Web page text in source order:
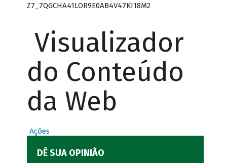
Z7_7QGCHA41LOR9E0AB4V47KI18M2
Visualizador
do Conteúdo
da Web
Ações
DÊ SUA OPINIÃO